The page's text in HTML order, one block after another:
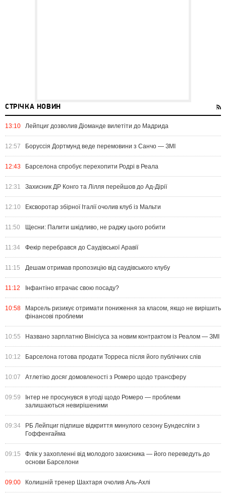
СТРІЧКА НОВИН
13:10 Лейпциг дозволив Діоманде вилетіти до Мадрида
12:57 Боруссія Дортмунд веде перемовини з Санчо — ЗМІ
12:43 Барселона спробує перехопити Родрі в Реала
12:31 Захисник ДР Конго та Лілля перейшов до Ад-Дірії
12:10 Ексворотар збірної Італії очолив клуб із Мальти
11:50 Щесни: Палити шкідливо, не раджу цього робити
11:34 Фекір перебрався до Саудівської Аравії
11:15 Дешам отримав пропозицію від саудівського клубу
11:12 Інфантіно втрачає свою посаду?
10:58
Марсель ризикує отримати пониження за класом, якщо не вирішить
фінансові проблеми
10:55 Названо зарплатню Вінісіуса за новим контрактом із Реалом — ЗМІ
10:12 Барселона готова продати Торреса після його публічних слів
10:07 Атлетіко досяг домовленості з Ромеро щодо трансферу
09:59
Інтер не просунувся в угоді щодо Ромеро — проблеми
залишаються невирішеними
09:34
РБ Лейпциг підпише відкриття минулого сезону Бундесліги з
Гоффенгайма
09:15
Флік у захопленні від молодого захисника — його переведуть до
основи Барселони
09:00 Колишній тренер Шахтаря очолив Аль-Ахлі